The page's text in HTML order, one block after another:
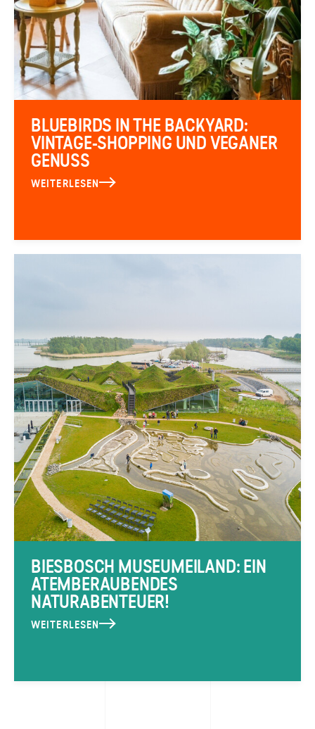
BLUEBIRDS IN THE BACKYARD:
VINTAGE-SHOPPING UND VEGANER
GENUSS
WEITERLESEN
BIESBOSCH MUSEUMEILAND: EIN
ATEMBERAUBENDES
NATURABENTEUER!
WEITERLESEN